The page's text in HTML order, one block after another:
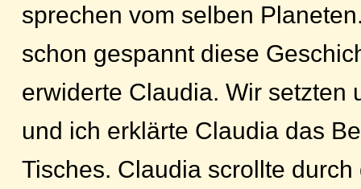
sprechen vom selben
schon gespannt diese
erwiderte Claudia. Wir setzten
und ich erklärte Claudia das
Tisches. Claudia scrollte